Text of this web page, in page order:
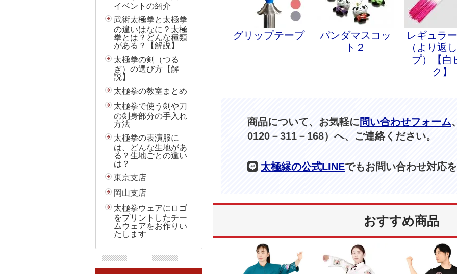
イベントの紹介
武術太極拳と太極拳
の違いはなに？太極
拳とは？どんな種類
がある？【解説】
太極拳の剣（つる
ぎ）の選び方【解
説】
太極拳の教室まとめ
太極拳で使う剣や刀
の剣身部分の手入れ
方法
太極拳の表演服に
は、どんな生地があ
る？生地ごとの違い
は？
東京支店
岡山支店
太極拳ウェアにロゴ
をプリントしたチー
ムウェアをお作りい
たします
グリップテープ
パンダマスコッ
ト２
レギュラ
（より返
プ）【白
ク】
商品について、お気軽に問い合わせフォーム
0120－311－168）へ、ご連絡ください。
太極縁の公式LINEでもお問い合わせ対応
おすすめ商品